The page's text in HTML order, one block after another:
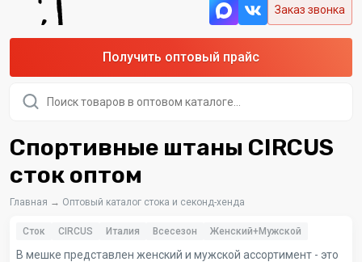
Заказ звонка
Получить оптовый прайс
товаров
Спортивные штаны CIRCUS
сток оптом
Главная → Оптовый каталог стока и секонд-хенда
Сток CIRCUS Италия Всесезон Женский+Мужской
В мешке представлен женский и мужской ассортимент - это